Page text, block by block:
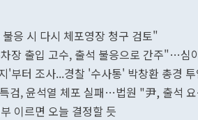
응 시 다시 체포영장 청구 검토"
장 출입 고수, 출석 불응으로 간주"…심
'부터 조사...경찰 '수사통' 박창환 총경 투
검, 윤석열 체포 실패…법원 "尹, 출석
이르면 오늘 결정할 듯